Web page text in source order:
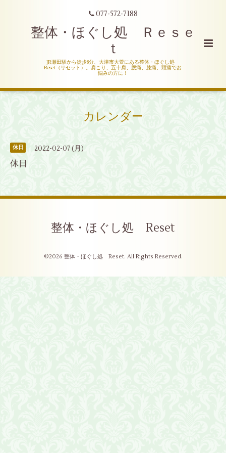
077-572-7188
整体・ほぐし処 Ｒｅｓｅ
ｔ
JR瀬田駅から徒歩8分、大津市大萱にある整体・ほぐし処
Reset（リセット）。肩こり、五十肩、腰痛、膝痛、頭痛でお
悩みの方に！
カレンダー
休日 2022-02-07 (月)
休日
整体・ほぐし処 Reset
©2026 整体・ほぐし処 Reset. All Rights Reserved.